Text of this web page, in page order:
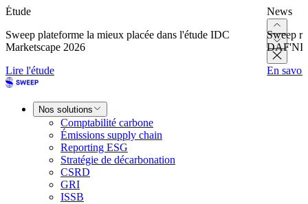
Étude
Sweep plateforme la mieux placée dans l'étude IDC
Marketscape 2026
Lire l'étude
News
Sweep
En
Nos solutions
Comptabilité carbone
Émissions supply chain
Reporting ESG
Stratégie de décarbonation
CSRD
GRI
ISSB